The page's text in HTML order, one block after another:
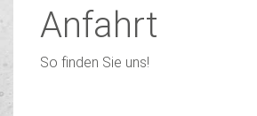
Anfahrt
So finden Sie uns!